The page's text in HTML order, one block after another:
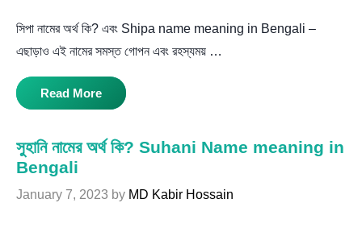
সিপা নামের অর্থ কি? এবং Shipa name meaning in Bengali –
এছাড়াও এই নামের সমস্ত গোপন এবং রহস্যময় …
Read More
সুহানি নামের অর্থ কি? Suhani Name meaning in
Bengali
January 7, 2023 by MD Kabir Hossain